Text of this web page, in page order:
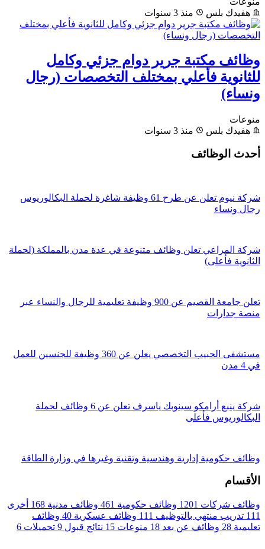
هفيدك بلس
منذ 3 سنوات
وظائف مكتبة جرير دوام جزئي وكامل
للثانوية فأعلي بمختلف التخصصات (رجال
ونساء)
منوعات
هفيدك بلس
منذ 3 سنوات
أحدث الوظائف
شركة نيوم تعلن عن طرح 61 وظيفة شاغرة لحملة البكالوريوس
رجال ونساء
شركة المراعي تعلن وظائف متنوعة في عدة مدن بالمملكة (لحملة
الثانوية فأعلى)
تعلن جامعة القصيم عن 900 وظيفة تعليمية للرجال والنساء عبر
منصة جدارات
مستشفى الحبيب التخصصي يعلن عن 360 وظيفة للجنسين للعمل
في 4 مدن
شركة ينبع أرامكو سينوبك ياسرف تعلن عن 6 وظائف لحملة
البكالوريوس فأعلى
وظائف حكومية إدارية وهندسية وتقنية وغيرها في وزارة الطاقة
الأقسام
وظائف شركات 1201 وظائف حكومية 461 وظائف مدنية 168 أخرى
111 تدريب منتهي بالتوظيف 111 وظائف عسكرية 40 وظائف
تعليمية 28 وظائف عن بعد 18 منوعات 15 نتائج قبول 9 تحميلات 6